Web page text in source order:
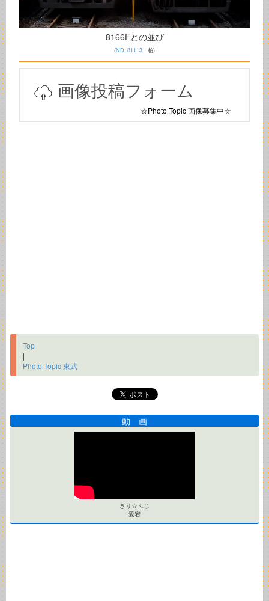
8166Fとの並び
(ND_81113 ・柏)
画像投稿フォーム
☆Photo Topic 画像募集中☆
Top
|
Photo Topic 東武
動 画
きり☆ふじ
愛宕